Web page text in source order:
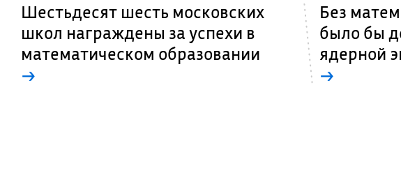
Шестьдесят шесть московских
школ награждены за успехи в
математическом образовании
→
Без
было бы
ядерной
→